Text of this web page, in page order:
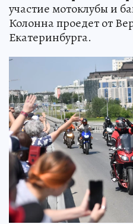
участие мотоклубы и
Колонна проедет от
Екатеринбурга.